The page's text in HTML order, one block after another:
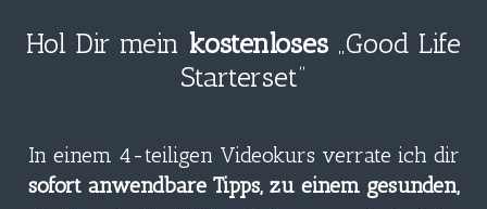
Hol Dir mein kostenloses „Good Life
Starterset“
In einem 4-teiligen Videokurs verrate ich dir
sofort anwendbare Tipps, zu einem gesunden,